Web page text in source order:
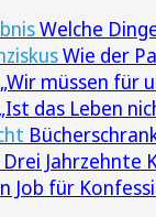
Welche
Wie der
„Wir müssen für
„Ist das Leben
Drei Jahrzehnte
Job für